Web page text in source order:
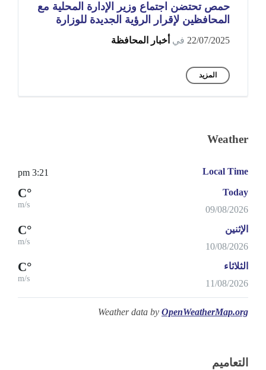
حمص تحتضن اجتماع وزير الإدارة المحلية مع
المحافظين لإقرار الرؤية الجديدة للوزارة
22/07/2025 في أخبار المحافظة
المزيد
Weather
Local Time
3:21 pm
Today
09/08/2026
°C
m/s
الإثنين
10/08/2026
°C
m/s
الثلاثاء
11/08/2026
°C
m/s
Weather data by OpenWeatherMap.org
التعاميم